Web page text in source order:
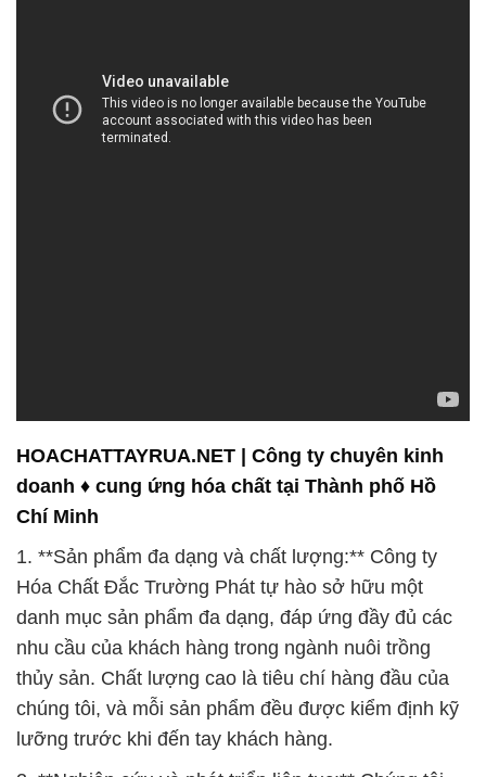
HOACHATTAYRUA.NET | Công ty chuyên kinh
doanh ♦ cung ứng hóa chất tại Thành phố Hồ
Chí Minh
1. **Sản phẩm đa dạng và chất lượng:** Công ty
Hóa Chất Đắc Trường Phát tự hào sở hữu một
danh mục sản phẩm đa dạng, đáp ứng đầy đủ các
nhu cầu của khách hàng trong ngành nuôi trồng
thủy sản. Chất lượng cao là tiêu chí hàng đầu của
chúng tôi, và mỗi sản phẩm đều được kiểm định kỹ
lưỡng trước khi đến tay khách hàng.